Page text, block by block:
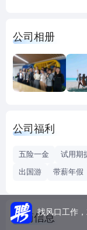
我们的创始合伙人
司前管理团队。我
不仅有传播和公关
我们有一个共同的
现为客户带来具
公司相册
公司福利
五险一金 试用期
出国游
带薪年假
工商信息找风口工作